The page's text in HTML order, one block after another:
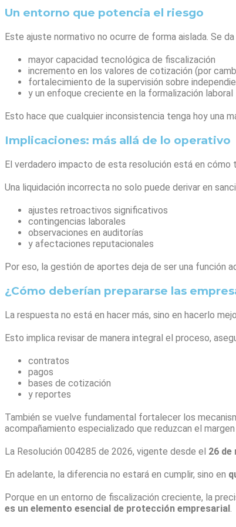
Un entorno que potencia el riesgo
Este ajuste normativo no ocurre de forma aislada. Se
mayor capacidad tecnológica de fiscalización
incremento en los valores de cotización (por
fortalecimiento de la supervisión sobre
y un enfoque creciente en la formalización laboral
Esto hace que cualquier inconsistencia tenga hoy una
Implicaciones: más allá de lo operativo
El verdadero impacto de esta resolución está en
Una liquidación incorrecta no solo puede derivar en
ajustes retroactivos significativos
contingencias laborales
observaciones en auditorías
y afectaciones reputacionales
Por eso, la gestión de aportes deja de ser una función
¿Cómo deberían prepararse las
La respuesta no está en hacer más, sino en hacerlo
Esto implica revisar de manera integral el proceso,
contratos
pagos
bases de cotización
y reportes
También se vuelve fundamental fortalecer los
acompañamiento especializado que reduzcan el margen
La Resolución 004285 de 2026, vigente desde el 26 de
En adelante, la diferencia no estará en cumplir, sino en
Porque en un entorno de fiscalización creciente, la
es un elemento esencial de protección empresarial.